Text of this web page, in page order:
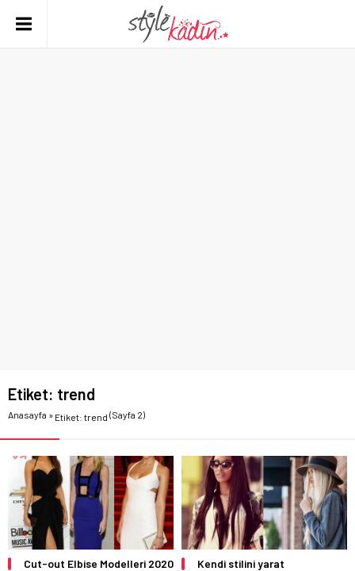
Etiket: trend
Anasayfa » Etiket: trend (Sayfa 2)
Cut-out Elbise Modelleri 2020
Kendi stilini yarat